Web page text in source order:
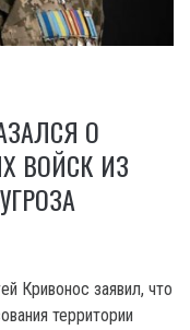
О
ВОЙСК ИЗ
Кривонос заявил, что
территории